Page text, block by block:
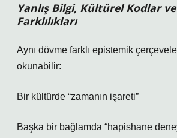
Yanlış Bilgi, Kültürel Kodlar
Farklılıkları
Aynı dövme farklı epistemik
okunabilir:
Bir kültürde “zamanın işareti”
Başka bir bağlamda “hapishane